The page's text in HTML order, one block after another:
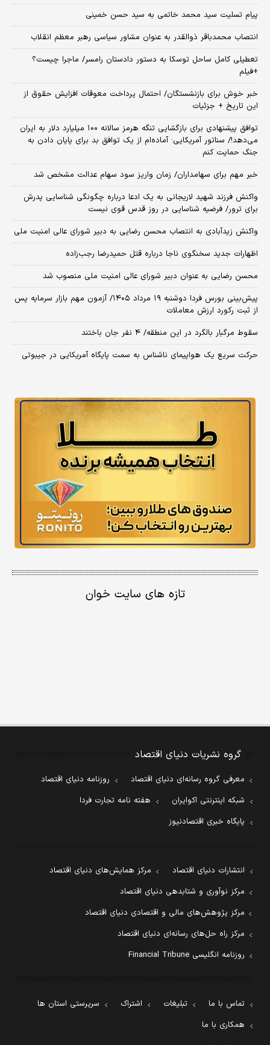
پیام تسلیت سید محمد خاتمی به سید حسن خمینی
انتصاب محمدباقر ذوالقدر به عنوان مشاور سیاسی رهبر معظم انقلاب
تعطیلی کامل ساحل توسکا به دستور دادستان رامسر/ ماجرا چیست؟
+فیلم
خبر خوش برای بازنشستگان/ احتمال پرداخت معوقات افزایش حقوق از
این تاریخ + جزئیات
توافق پیشنهادی برای بازگشایی تنگه هرمز سالانه ۱۰۰ میلیارد دلار به ایران
می‌دهد!/ سناتور آمریکایی: آماده‌ام از یک توافق بد برای پایان دادن به
جنگ حمایت کنم
خبر مهم برای سهامداران/ زمان واریز سود سهام عدالت مشخص شد
واکنش فرزند شهید لاریجانی به یک ادعا درباره چگونگی شناسایی پدرش
برای ترور/ فرضیه شناسایی در روز قدس قوی نیست
واکنش زیدآبادی به انتصاب محسن رضایی به دبیر شورای عالی امنیت ملی
اظهارات جدید سخنگوی ناجا درباره قتل حمیدرضا رجب‌زاده
محسن رضایی به عنوان دبیر شورای عالی امنیت ملی منصوب شد
​پیش‌بینی بورس فردا دوشنبه ۱۹ مرداد ۱۴۰۵/ آزمون مهم بازار سرمایه پس
از ثبت رکورد ارزش معاملات
سقوط مرگبار بالگرد در این منطقه/ ۴ نفر جان باختند
حرکت سریع یک هواپیمای ناشناس به سمت پایگاه آمریکایی در جیبوتی
تازه های سایت خوان
گروه نشریات دنیای اقتصاد
معرفی گروه رسانه‌ای دنیای اقتصاد
روزنامه دنیای اقتصاد
شبکه اینترنتی اکوایران
هفته نامه تجارت فردا
پایگاه خبری اقتصادنیوز
انتشارات دنیای اقتصاد
مرکز همایش‌های دنیای اقتصاد
مرکز نوآوری و شتابدهی دنیای اقتصاد
مرکز پژوهش‌های مالی و اقتصادی دنیای اقتصاد
مرکز راه حل‌های رسانه‌ای دنیای اقتصاد
روزنامه انگلیسی Financial Tribune
تماس با ما تبلیغات اشتراک
سرپرستی استان ها
همکاری با ما